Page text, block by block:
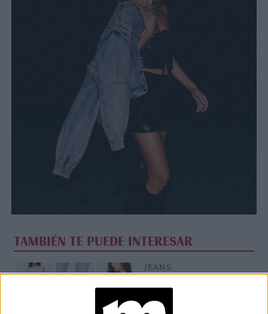
TAMBIÉN TE PUEDE INTERESAR
JEANS
REGRESO: IDEAS DE
LOOKS CON
BÁSICOS